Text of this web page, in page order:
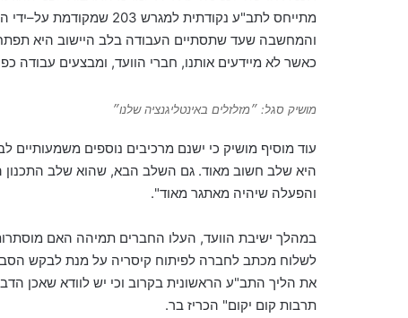
מתייחס לתב"ע נקודתית למגרש שמקודמת על–ידי
והמחשבה שעד שתסתיים העבודה בלב היישוב היא
כאשר לא מיידעים אותנו, חברי הוועד, ומבצעים עבודה
מושיק סגל: ״מזלזלים באינטליגנציה שלנו״
עוד מוסיף מושיק כי ישנם מרכיבים נוספים משמעותיים
היא שלב חשוב מאוד. גם השלב הבא, שהוא שלב
והפעלה שיהיה מאתגר מאוד".
במהלך ישיבת הוועד, העלו החברים תמיהה האם מוסתרות
לשלוח מכתב לחברה לפיתוח קיסריה על מנת לבקש
את הליך התב"ע הראשונית בקרוב וכי יש לוודא שאכן
תרבות קום יקום" הכריז בר.